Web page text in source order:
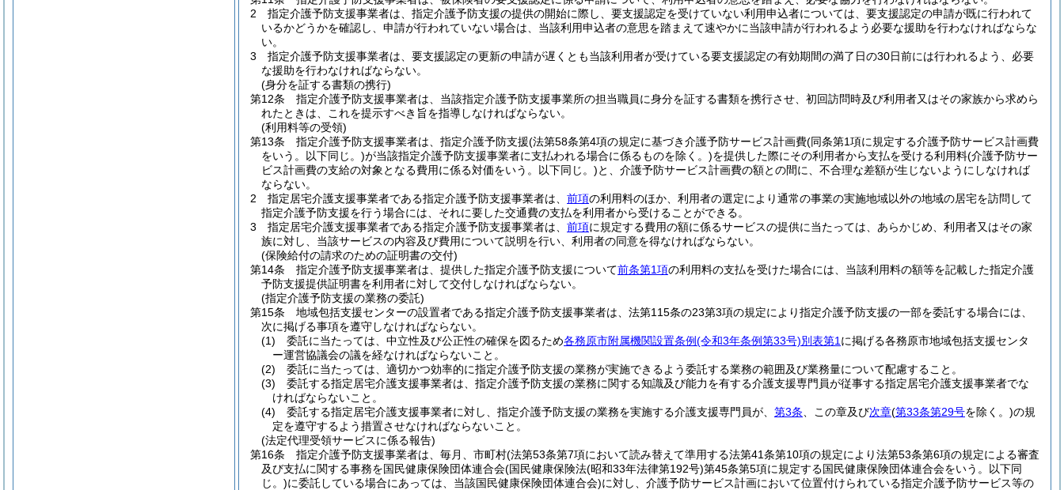
2
指定介護予防支援事業者は、指定介護予防支援の提供の開始に際し、要支援認定を受けていない利用申込者については、要支援認定の申請が既に行われて
いるかどうかを確認し、申請が行われていない場合は、当該利用申込者の意思を踏まえて速やかに当該申請が行われるよう必要な援助を行わなければならな
い。
3
指定介護予防支援事業者は、要支援認定の更新の申請が遅くとも当該利用者が受けている要支援認定の有効期間の満了日の30日前には行われるよう、必要
な援助を行わなければならない。
(身分を証する書類の携行)
第12条
指定介護予防支援事業者は、当該指定介護予防支援事業所の担当職員に身分を証する書類を携行させ、初回訪問時及び利用者又はその家族から求めら
れたときは、これを提示すべき旨を指導しなければならない。
(利用料等の受領)
第13条
指定介護予防支援事業者は、指定介護予防支援(法第58条第4項の規定に基づき介護予防サービス計画費(同条第1項に規定する介護予防サービス計画費
をいう。以下同じ。)が当該指定介護予防支援事業者に支払われる場合に係るものを除く。)を提供した際にその利用者から支払を受ける利用料(介護予防サー
ビス計画費の支給の対象となる費用に係る対価をいう。以下同じ。)と、介護予防サービス計画費の額との間に、不合理な差額が生じないようにしなければ
ならない。
2
指定居宅介護支援事業者である指定介護予防支援事業者は、 前項の利用料のほか、利用者の選定により通常の事業の実施地域以外の地域の居宅を訪問して
指定介護予防支援を行う場合には、それに要した交通費の支払を利用者から受けることができる。
3
指定居宅介護支援事業者である指定介護予防支援事業者は、 前項に規定する費用の額に係るサービスの提供に当たっては、あらかじめ、利用者又はその家
族に対し、当該サービスの内容及び費用について説明を行い、利用者の同意を得なければならない。
(保険給付の請求のための証明書の交付)
第14条
指定介護予防支援事業者は、提供した指定介護予防支援について前条第1項の利用料の支払を受けた場合には、当該利用料の額等を記載した指定介護
予防支援提供証明書を利用者に対して交付しなければならない。
(指定介護予防支援の業務の委託)
第15条
地域包括支援センターの設置者である指定介護予防支援事業者は、法第115条の23第3項の規定により指定介護予防支援の一部を委託する場合には、
次に掲げる事項を遵守しなければならない。
(1)
委託に当たっては、中立性及び公正性の確保を図るため各務原市附属機関設置条例(令和3年条例第33号)別表第1 に掲げる各務原市地域包括支援センタ
ー運営協議会の議を経なければならないこと。
(2)
委託に当たっては、適切かつ効率的に指定介護予防支援の業務が実施できるよう委託する業務の範囲及び業務量について配慮すること。
(3)
委託する指定居宅介護支援事業者は、指定介護予防支援の業務に関する知識及び能力を有する介護支援専門員が従事する指定居宅介護支援事業者でな
ければならないこと。
(4)
委託する指定居宅介護支援事業者に対し、指定介護予防支援の業務を実施する介護支援専門員が、 第3条 、この章及び次章(第33条第29号を除く。)の規
定を遵守するよう措置させなければならないこと。
(法定代理受領サービスに係る報告)
第16条
指定介護予防支援事業者は、毎月、市町村(法第53条第7項において読み替えて準用する法第41条第10項の規定により法第53条第6項の規定による審査
及び支払に関する事務を国民健康保険団体連合会(国民健康保険法(昭和33年法律第192号)第45条第5項に規定する国民健康保険団体連合会をいう。以下同
じ。)に委託している場合にあっては、当該国民健康保険団体連合会)に対し、介護予防サービス計画において位置付けられている指定介護予防サービス等の